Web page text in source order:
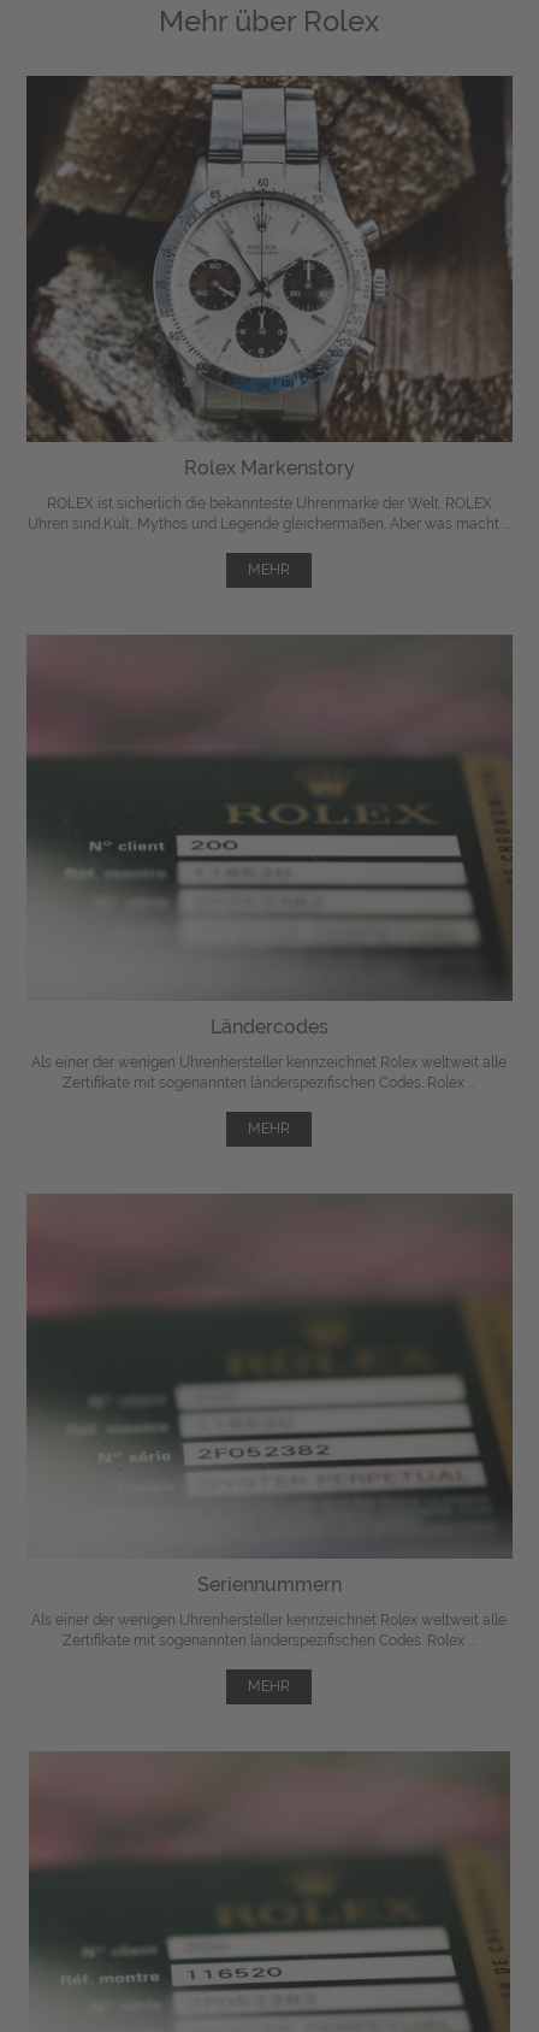
Mehr über Rolex
Rolex Markenstory
ROLEX ist sicherlich die bekannteste Uhrenmarke der Welt. ROLEX
Uhren sind Kult, Mythos und Legende gleichermaßen. Aber was macht ...
MEHR
Ländercodes
Als einer der wenigen Uhrenhersteller kennzeichnet Rolex weltweit alle
Zertifikate mit sogenannten länderspezifischen Codes. Rolex ...
MEHR
Seriennummern
Als einer der wenigen Uhrenhersteller kennzeichnet Rolex weltweit alle
Zertifikate mit sogenannten länderspezifischen Codes. Rolex ...
MEHR